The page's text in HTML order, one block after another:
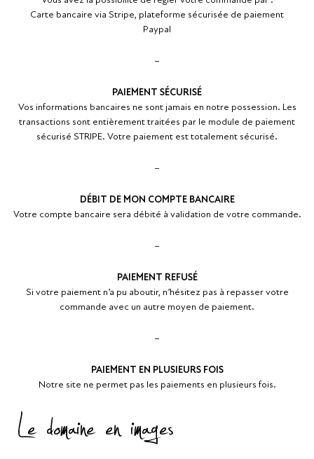
Carte bancaire via Stripe, plateforme sécurisée de paiement
Paypal
–
PAIEMENT SÉCURISÉ
Vos informations bancaires ne sont jamais en notre possession. Les
transactions sont entièrement traitées par le module de paiement
sécurisé STRIPE. Votre paiement est totalement sécurisé.
–
DÉBIT DE MON COMPTE BANCAIRE
Votre compte bancaire sera débité à validation de votre commande.
–
PAIEMENT REFUSÉ
Si votre paiement n’a pu aboutir, n’hésitez pas à repasser votre
commande avec un autre moyen de paiement.
–
PAIEMENT EN PLUSIEURS FOIS
Notre site ne permet pas les paiements en plusieurs fois.
Le domaine en images